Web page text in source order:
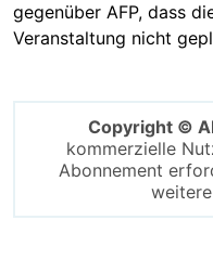
gegenüber AFP, dass
Veranstaltung nicht
Copyright ©
kommerzielle
Abonnement